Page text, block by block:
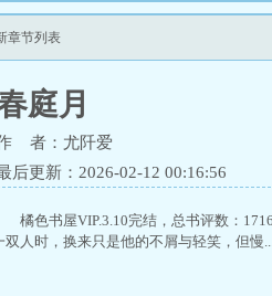
章节列表
庭月
者：尤阡爱
后更新：2026-02-12 00:16:56
橘色书屋VIP.3.10完结，总书评数：
双人时，换来只是他的不屑与轻笑，但慢